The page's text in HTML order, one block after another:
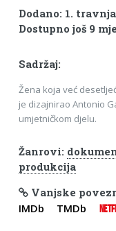
Dodano: 1.
Dostupno još 9
Sadržaj:
Žena koja već
je dizajnirao Antonio
umjetničkom djelu.
Žanrovi:
produkcija
Vanjske
IMDb TMDb